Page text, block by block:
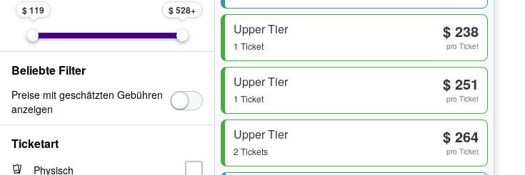
Upper Tier
1 Ticket
$ 238
pro Ticket
Upper Tier
1 Ticket
$ 251
pro Ticket
Upper Tier
2 Tickets
$ 264
pro Ticket
$ 119 $ 528
Beliebte Filter
Preise mit geschätzten Gebühren
anzeigen
Ticketart
Physisch